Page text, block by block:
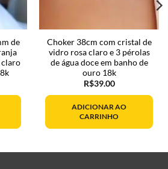
de
claro
Choker 38cm com cristal de
vidro rosa claro e 3 pérolas
de água doce em banho de
ouro 18k
R$39.00
ADICIONAR AO
CARRINHO